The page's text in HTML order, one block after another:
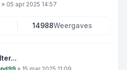
» 05 apr 2025 14:57
14988Weergaves